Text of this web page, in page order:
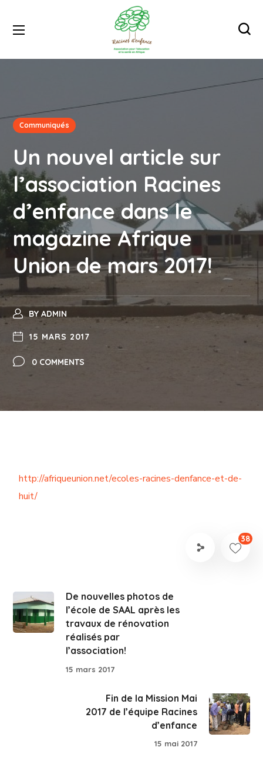
Communiqués
Un nouvel article sur
l’association Racines
d’enfance dans le
magazine Afrique
Union de mars 2017!
BY ADMIN
15 MARS 2017
0 COMMENTS
http://afriqueunion.net/ecoles-racines-denfance-et-de-
huit/
38
De nouvelles photos de
l’école de SAAL après les
travaux de rénovation
réalisés par
l’association!
15 mars 2017
Fin de la Mission Mai
2017 de l’équipe Racines
d’enfance
15 mai 2017